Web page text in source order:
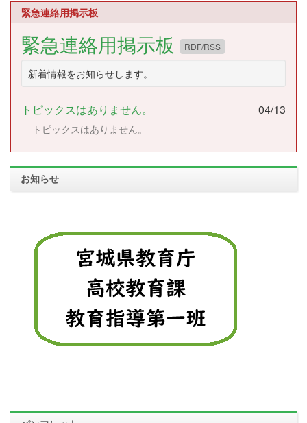
緊急連絡用掲示板
緊急連絡用掲示板 RDF/RSS
新着情報をお知らせします。
トピックスはありません。 04/13
トピックスはありません。
お知らせ